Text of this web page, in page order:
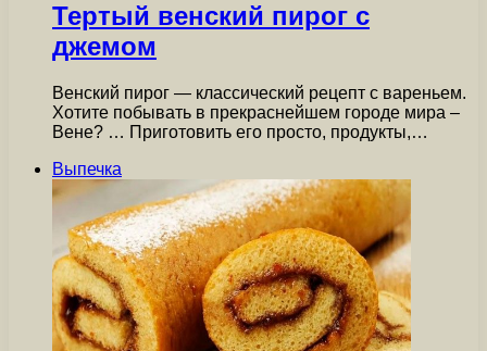
Тертый венский пирог с
джемом
Венский пирог — классический рецепт с вареньем.
Хотите побывать в прекраснейшем городе мира –
Вене? … Приготовить его просто, продукты,…
Выпечка